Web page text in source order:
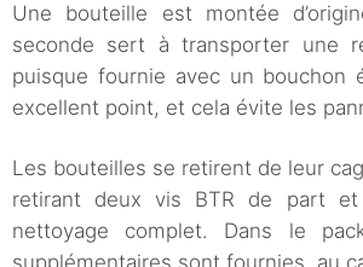
Une bouteille est montée
seconde sert à transporter une
puisque fournie avec un bouchon
excellent point, et cela évite les
Les bouteilles se retirent de leur
retirant deux vis BTR de part et
nettoyage complet. Dans le